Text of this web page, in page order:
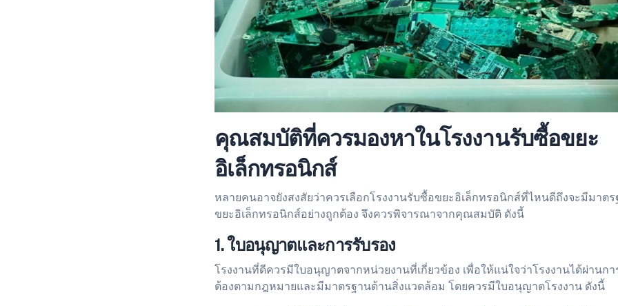
คุณสมบัติที่ควรมองหาในโรงงานรับซื้อขยะ
อิเล็กทรอนิกส์
หลายคนอาจยังสงสัยว่าควรเลือกโรงงานรับซื้อขยะอิเล็กทรอนิกส์ที่ไหนดีถึงจะมีมาต
ขยะอิเล็กทรอนิกส์อย่างถูกต้อง จึงควรพิจารณาจากคุณสมบัติ ดังนี้
1. ใบอนุญาตและการรับรอง
โรงงานที่ดีควรมีใบอนุญาตจากหน่วยงานที่เกี่ยวข้อง เพื่อให้แน่ใจว่าโรงงานได้ผ่านกา
ต้องตามกฎหมายและมีมาตรฐานด้านสิ่งแวดล้อม โดยควรมีใบอนุญาตโรงงาน ดังนี้